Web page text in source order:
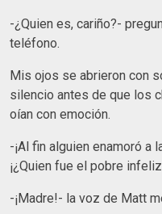
-¿Quien es, cariño?-
teléfono.
Mis ojos se abrieron con
silencio antes de que los
oían con emoción.
-¡Al fin alguien enamoró a
¡¿Quien fue el pobre
-¡Madre!- la voz de Matt